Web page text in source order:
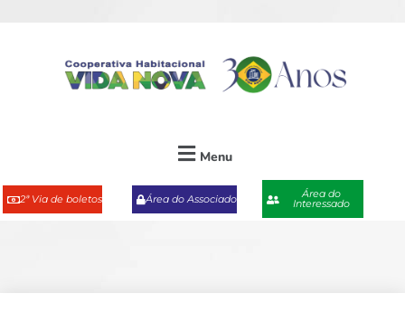
Menu
2ª Via de boletos Área do Associado Área do
Interessado